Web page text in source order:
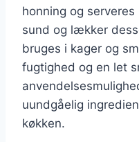
honning og
sund og lækker
bruges i kager og
fugtighed og en let
uundgåelig
køkken.